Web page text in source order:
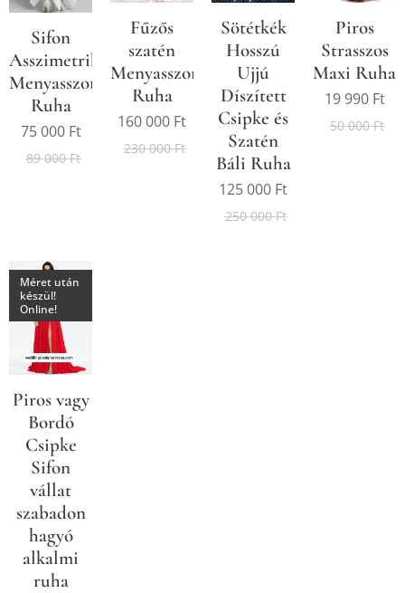
Sifon
Asszimetrikus
Menyasszonyi/Alkalmi
Ruha
75 000Ft
89 000Ft
Fűzős
szatén
Menyasszonyi/Báli
Ruha
160 000 Ft
230 000Ft
Sötétkék
Hosszú
Ujjú
Díszített
Csipke és
Szatén
Báli Ruha
125 000 Ft
250 000Ft
Piros
Strasszos
Maxi Ruha
19 990Ft
50 000Ft
Piros vagy
Bordó
Csipke
Sifon
vállat
szabadon
hagyó
alkalmi
ruha
Méret után
készül!
Online!